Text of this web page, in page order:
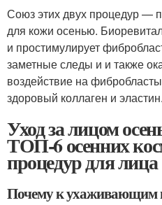
Союз этих двух процедур —
для кожи осенью.
и простимулирует
заметные следы и и также
воздействие на
здоровый коллаген и эластин.
Уход за лицом
ТОП-6 осенних
процедур для лица
Почему к ухаживающим